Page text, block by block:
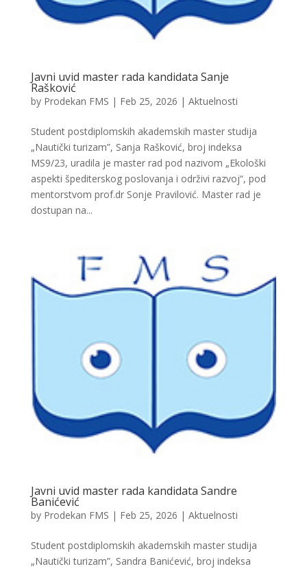
Javni uvid master rada kandidata Sanje
Rašković
by Prodekan FMS | Feb 25, 2026 | Aktuelnosti
Student postdiplomskih akademskih master studija
„Nautički turizam”, Sanja Rašković, broj indeksa
MS9/23, uradila je master rad pod nazivom „Ekološki
aspekti špediterskog poslovanja i održivi razvoj“, pod
mentorstvom prof.dr Sonje Pravilović. Master rad je
dostupan na...
Javni uvid master rada kandidata Sandre
Banićević
by Prodekan FMS | Feb 25, 2026 | Aktuelnosti
Student postdiplomskih akademskih master studija
„Nautički turizam”, Sandra Banićević, broj indeksa